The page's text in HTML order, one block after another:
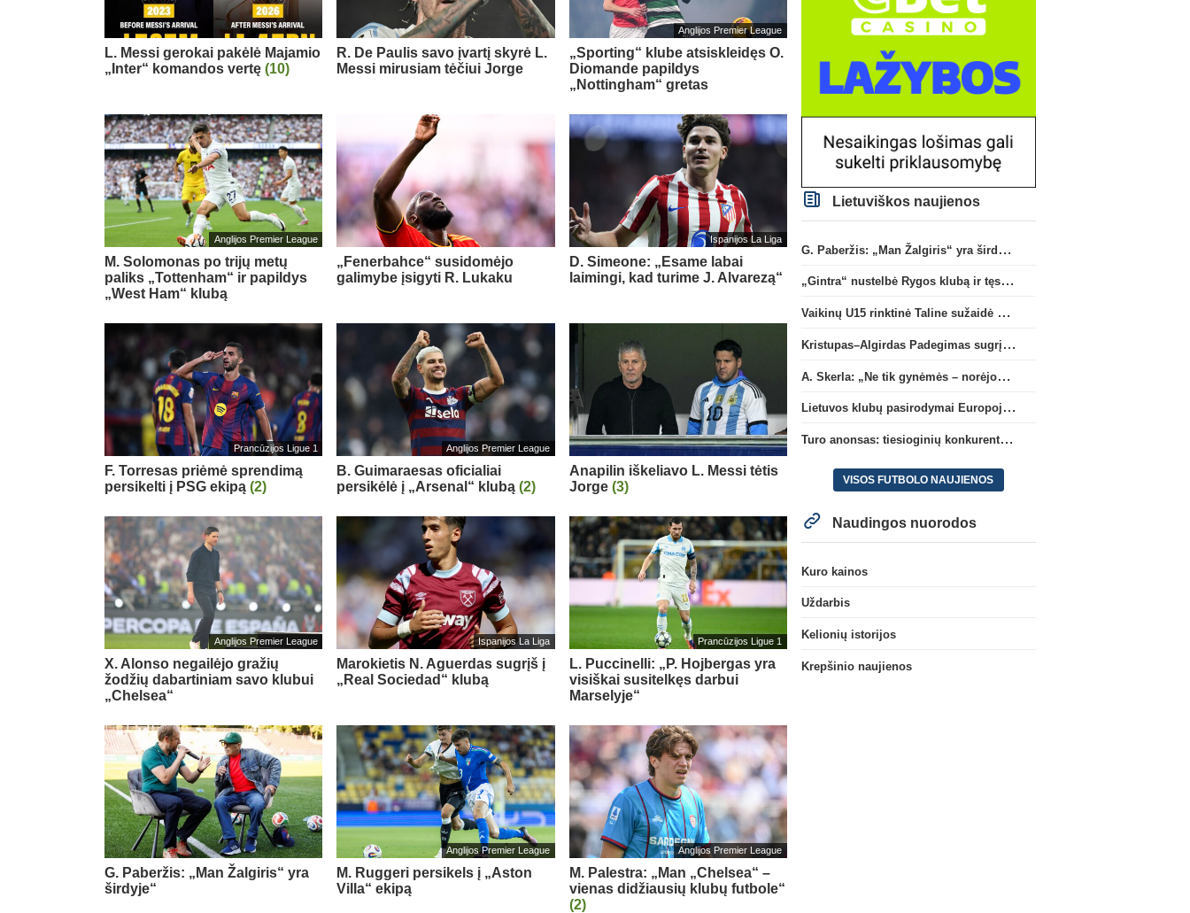
L. Messi gerokai pakėlė Majamio
„Inter“ komandos vertę (10)
R. De Paulis savo įvartį skyrė L.
Messi mirusiam tėčiui Jorge
Anglijos Premier League
„Sporting“ klube atsiskleidęs O.
Diomande papildys
„Nottingham“ gretas
Anglijos Premier League
M. Solomonas po trijų metų
paliks „Tottenham“ ir papildys
„West Ham“ klubą
„Fenerbahce“ susidomėjo
galimybe įsigyti R. Lukaku
Ispanijos La Liga
D. Simeone: „Esame labai
laimingi, kad turime J. Alvarezą“
Prancūzijos Ligue 1
F. Torresas priėmė sprendimą
persikelti į PSG ekipą (2)
Anglijos Premier League
B. Guimaraesas oficialiai
persikėlė į „Arsenal“ klubą(2)
Anapilin iškeliavo L. Messi tėtis
Jorge (3)
Anglijos Premier League
X. Alonso negailėjo gražių
žodžių dabartiniam savo klubui
„Chelsea“
Ispanijos La Liga
Marokietis N. Aguerdas sugrįš į
„Real Sociedad“ klubą
Prancūzijos Ligue 1
L. Puccinelli: „P. Hojbergas yra
visiškai susitelkęs darbui
Marselyje“
G. Paberžis: „Man Žalgiris“ yra
širdyje“
Anglijos Premier League
M. Ruggeri persikels į „Aston
Villa“ ekipą
Anglijos Premier League
M. Palestra: „Man „Chelsea“ –
vienas didžiausių klubų futbole“
(2)
Lietuviškos naujienos
G. Paberžis: „Man Žalgiris“ yra širdyje“
„Gintra“ nustelbė Rygos klubą ir tęs kovas UEFA Europos taurės atrankoje
Vaikinų U15 rinktinė Taline sužaidė pirmąsias kontrolines rungtynes
Kristupas–Algirdas Padegimas sugrįžta į FC „Hegelmann” B sudėtį
A. Skerla: „Ne tik gynėmės – norėjome atakuoti“
Lietuvos klubų pasirodymai Europoje: patirti pralaimėjimai Kroatijos atstovams
Turo anonsas: tiesioginių konkurentų dvikova Gargžduose
VISOS FUTBOLO NAUJIENOS
Naudingos nuorodos
Kuro kainos
Uždarbis
Kelionių istorijos
Krepšinio naujienos